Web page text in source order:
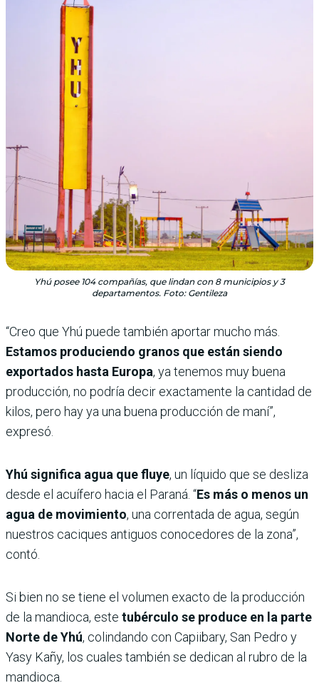
Yhú posee 104 compañías, que lindan con 8 municipios y 3
departamentos. Foto: Gentileza
“Creo que Yhú puede también aportar mucho más.
Estamos produciendo granos que están siendo
exportados hasta Europa, ya tenemos muy buena
producción, no podría decir exactamente la cantidad de
kilos, pero hay ya una buena producción de maní”,
expresó.
Yhú significa agua que fluye, un líquido que se desliza
desde el acuífero hacia el Paraná. “Es más o menos un
agua de movimiento, una correntada de agua, según
nuestros caciques antiguos conocedores de la zona”,
contó.
Si bien no se tiene el volumen exacto de la producción
de la mandioca, este tubérculo se produce en la parte
Norte de Yhú, colindando con Capiibary, San Pedro y
Yasy Kañy, los cuales también se dedican al rubro de la
mandioca.